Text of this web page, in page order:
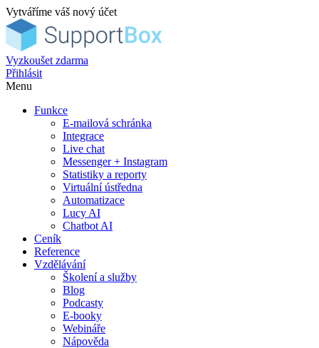
Vytváříme váš nový účet
Vyzkoušet zdarma
Přihlásit
Menu
Funkce
E-mailová schránka
Integrace
Live chat
Messenger + Instagram
Statistiky a reporty
Virtuální ústředna
Automatizace
Lucy AI
Chatbot AI
Ceník
Reference
Vzdělávání
Školení a služby
Blog
Podcasty
E-booky
Webináře
Nápověda